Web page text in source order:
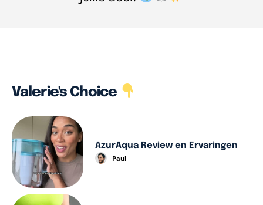
Valerie's Choice
AzurAqua Review en Ervaringen
Paul